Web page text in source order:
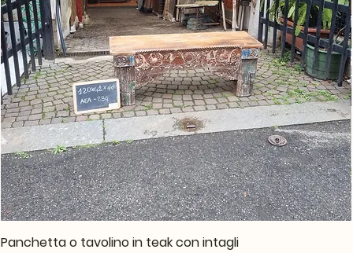
Panchetta o tavolino in teak con intagli